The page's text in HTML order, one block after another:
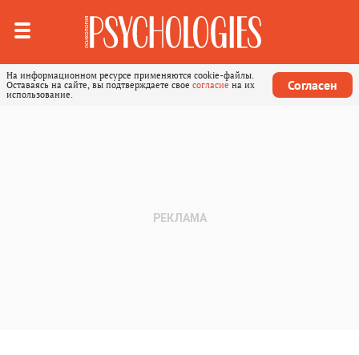
На информационном ресурсе применяются cookie-файлы.
Оставаясь на сайте, вы подтверждаете свое согласие на их
использование.
Согласен